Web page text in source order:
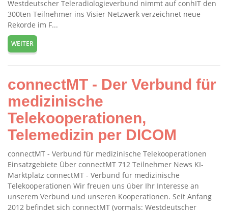
Westdeutscher Teleradiologieverbund nimmt auf conhIT den
300ten Teilnehmer ins Visier Netzwerk verzeichnet neue
Rekorde im F...
WEITER
connectMT - Der Verbund für
medizinische
Telekooperationen,
Telemedizin per DICOM
connectMT - Verbund für medizinische Telekooperationen
Einsatzgebiete Über connectMT 712 Teilnehmer News KI-
Marktplatz connectMT - Verbund für medizinische
Telekooperationen Wir freuen uns über Ihr Interesse an
unserem Verbund und unseren Kooperationen. Seit Anfang
2012 befindet sich connectMT (vormals: Westdeutscher